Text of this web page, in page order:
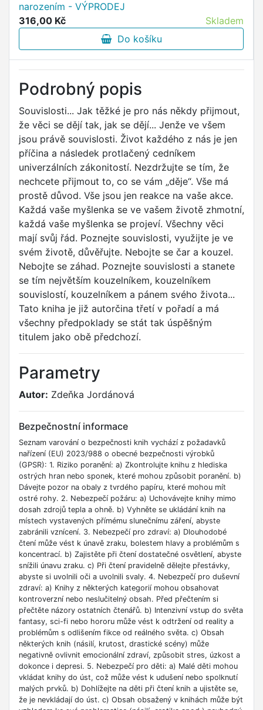
narozením - VÝPRODEJ
316,00 Kč
Skladem
Do košíku
Podrobný popis
Souvislosti... Jak těžké je pro nás někdy přijmout,
že věci se dějí tak, jak se dějí... Jenže ve všem
jsou právě souvislosti. Život každého z nás je jen
příčina a následek protlačený cedníkem
univerzálních zákonitostí. Nezdržujte se tím, že
nechcete přijmout to, co se vám „děje“. Vše má
prostě důvod. Vše jsou jen reakce na vaše akce.
Každá vaše myšlenka se ve vašem životě zhmotní,
každá vaše myšlenka se projeví. Všechny věci
mají svůj řád. Poznejte souvislosti, využijte je ve
svém životě, důvěřujte. Nebojte se čar a kouzel.
Nebojte se záhad. Poznejte souvislosti a stanete
se tím největším kouzelníkem, kouzelníkem
souvislostí, kouzelníkem a pánem svého života...
Tato kniha je již autorčina třetí v pořadí a má
všechny předpoklady se stát tak úspěšným
titulem jako obě předchozí.
Parametry
Autor: Zdeňka Jordánová
Bezpečnostní informace
Seznam varování o bezpečnosti knih vychází z požadavků
nařízení (EU) 2023/988 o obecné bezpečnosti výrobků
(GPSR): 1. Riziko poranění: a) Zkontrolujte knihu z hlediska
ostrých hran nebo sponek, které mohou způsobit poranění. b)
Dávejte pozor na obaly z tvrdého papíru, které mohou mít
ostré rohy. 2. Nebezpečí požáru: a) Uchovávejte knihy mimo
dosah zdrojů tepla a ohně. b) Vyhněte se ukládání knih na
místech vystavených přímému slunečnímu záření, abyste
zabránili vznícení. 3. Nebezpečí pro zdraví: a) Dlouhodobé
čtení může vést k únavě zraku, bolestem hlavy a problémům s
koncentrací. b) Zajistěte při čtení dostatečné osvětlení, abyste
snížili únavu zraku. c) Při čtení pravidelně dělejte přestávky,
abyste si uvolnili oči a uvolnili svaly. 4. Nebezpečí pro duševní
zdraví: a) Knihy z některých kategorií mohou obsahovat
kontroverzní nebo neslučitelný obsah. Před přečtením si
přečtěte názory ostatních čtenářů. b) Intenzivní vstup do světa
fantasy, sci-fi nebo hororu může vést k odtržení od reality a
problémům s odlišením fikce od reálného světa. c) Obsah
některých knih (násilí, krutost, drastické scény) může
negativně ovlivnit emocionální zdraví, způsobit stres, úzkost a
dokonce i depresi. 5. Nebezpečí pro děti: a) Malé děti mohou
vkládat knihy do úst, což může vést k udušení nebo spolknutí
malých prvků. b) Dohlížejte na děti při čtení knih a ujistěte se,
že je nevkládají do úst. c) Obsah obsažený v knihách může být